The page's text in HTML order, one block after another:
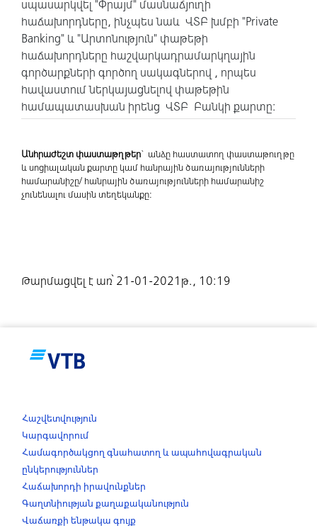
սպասարկվել "Փրայմ" մասնաճյուղի
հաճախորդները, ինչպես նաև ՎՏԲ խմբի "Private
Banking" և "Արտոնություն" փաթեթի
հաճախորդները հաշվարկադրամարկղային
գործարքների գործող սակագներով , որպես
հավաստում ներկայացնելով փաթեթին
համապատասխան իրենց ՎՏԲ Բանկի քարտը:
Անհրաժեշտ փաստաթղթեր` անձը հաստատող փաստաթուղթը
և սոցիալական քարտը կամ հանրային ծառայությունների
համարանիշը/ հանրային ծառայությունների համարանիշ
չունենալու մասին տեղեկանքը:
Թարմացվել է առ՝ 21-01-2021թ., 10:19
Հաշվետվություն
Կարգավորում
Համագործակցող գնահատող և ապահովագրական
ընկերություններ
Հաճախորդի իրավունքներ
Գաղտնիության քաղաքականություն
Վաճառքի ենթակա գույք